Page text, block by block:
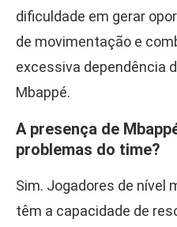
dificuldade em gerar
de movimentação e
excessiva dependência
Mbappé.
A presença de
problemas do time?
Sim. Jogadores de nível
têm a capacidade de